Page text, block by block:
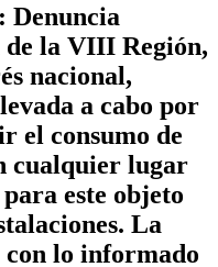
Denuncia
la VIII Región,
nacional,
a cabo por
el consumo de
cualquier lugar
este objeto
La
con lo informado